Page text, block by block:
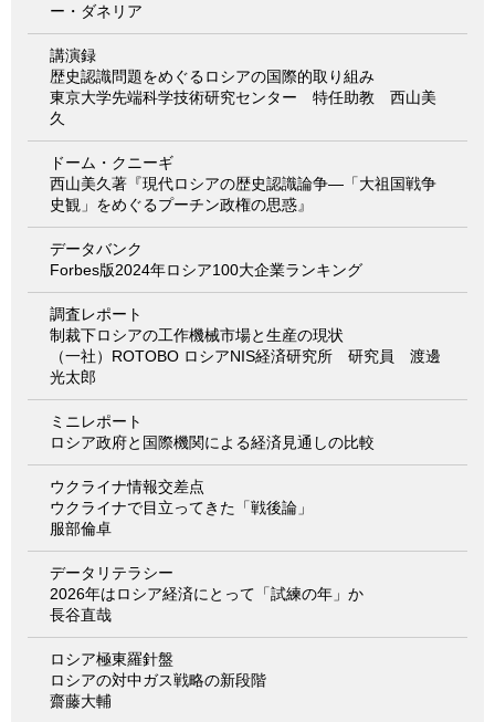
ー・ダネリア
講演録
歴史認識問題をめぐるロシアの国際的取り組み
東京大学先端科学技術研究センター 特任助教 西山美
久
ドーム・クニーギ
西山美久著『現代ロシアの歴史認識論争―「大祖国戦争
史観」をめぐるプーチン政権の思惑』
データバンク
Forbes版2024年ロシア100大企業ランキング
調査レポート
制裁下ロシアの工作機械市場と生産の現状
（一社）ROTOBO ロシアNIS経済研究所 研究員 渡邊
光太郎
ミニレポート
ロシア政府と国際機関による経済見通しの比較
ウクライナ情報交差点
ウクライナで目立ってきた「戦後論」
服部倫卓
データリテラシー
2026年はロシア経済にとって「試練の年」か
長谷直哉
ロシア極東羅針盤
ロシアの対中ガス戦略の新段階
齋藤大輔